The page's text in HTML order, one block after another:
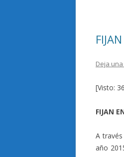
k
Deja
[Visto:
FIJAN
A
año